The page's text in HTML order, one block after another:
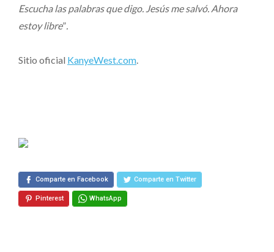
Escucha las palabras que digo. Jesús me salvó. Ahora
estoy libre”.
Sitio oficial KanyeWest.com.
Comparte en Facebook Comparte en Twitter
Pinterest WhatsApp